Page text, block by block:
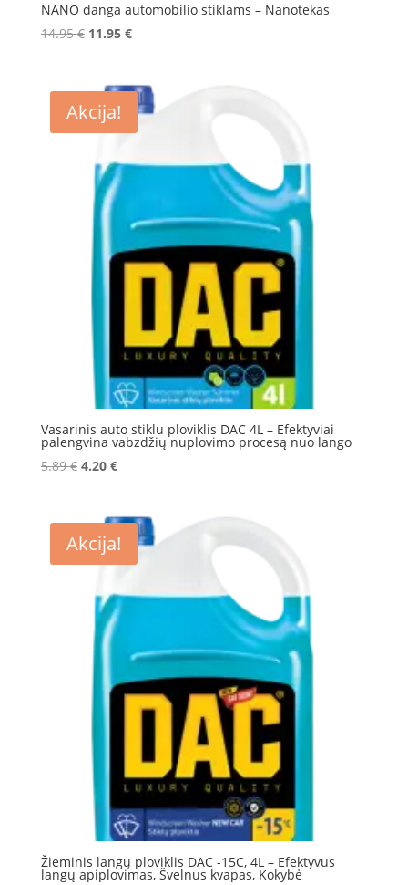
NANO danga automobilio stiklams – Nanotekas
14.95€ Original
14.95 €.
11.95 €Current
11.95 €.
Akcija!
Vasarinis auto stiklu ploviklis DAC 4L – Efektyviai
palengvina vabzdžių nuplovimo procesą nuo lango
5.89€ Original
5.89 €.
4.20 €Current
4.20 €.
Akcija!
Žieminis langų ploviklis DAC -15C, 4L – Efektyvus
langų apiplovimas, Švelnus kvapas, Kokybė